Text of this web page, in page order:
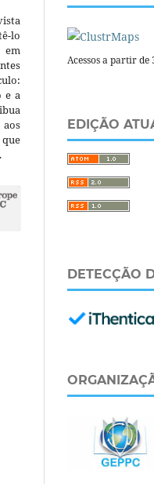
lo
em
e a
Acessos a partir de
EDIÇÃO
DETECÇÃO